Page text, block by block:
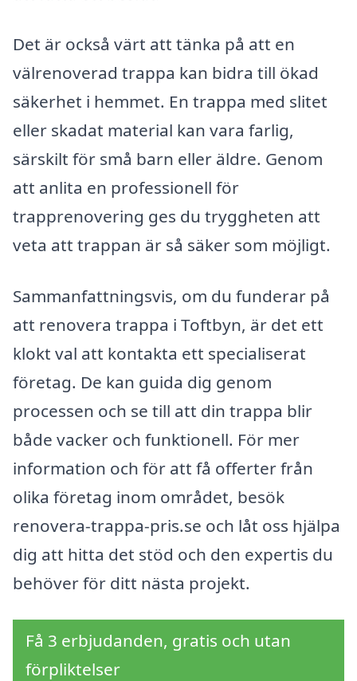
Det är också värt att tänka på att en
välrenoverad trappa kan bidra till ökad
säkerhet i hemmet. En trappa med slitet
eller skadat material kan vara farlig,
särskilt för små barn eller äldre. Genom
att anlita en professionell för
trapprenovering ges du tryggheten att
veta att trappan är så säker som möjligt.
Sammanfattningsvis, om du funderar på
att renovera trappa i Toftbyn, är det ett
klokt val att kontakta ett specialiserat
företag. De kan guida dig genom
processen och se till att din trappa blir
både vacker och funktionell. För mer
information och för att få offerter från
olika företag inom området, besök
renovera-trappa-pris.se och låt oss hjälpa
dig att hitta det stöd och den expertis du
behöver för ditt nästa projekt.
Få 3 erbjudanden, gratis och utan
förpliktelser